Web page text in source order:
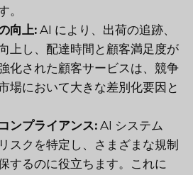
。
向上: AI により、出荷の追跡、
上し、配達時間と顧客満足度が
化された顧客サービスは、競争
場において大きな差別化要因と
ンプライアンス: AI システム
スクを特定し、さまざまな規制
するのに役立ちます。これに